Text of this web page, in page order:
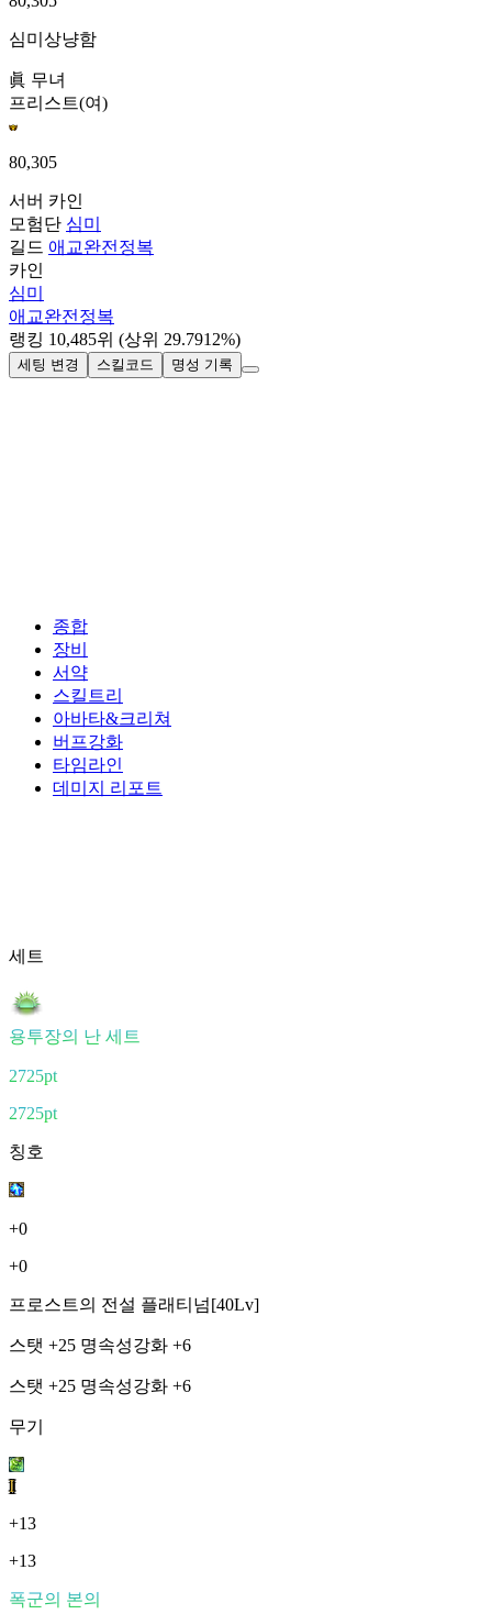
심미상냥함
眞 무녀
프리스트(여)
80,305
서버 카인
모험단 심미
길드 애교완전정복
카인
심미
애교완전정복
랭킹 10,485위 (상위 29.7912%)
세팅 변경 스킬코드 명성 기록
종합
장비
서약
스킬트리
아바타&크리쳐
버프강화
타임라인
데미지 리포트
세트
용투장의 난 세트
2725pt
2725pt
칭호
+0
+0
프로스트의 전설 플래티넘[40Lv]
스탯 +25 명속성강화 +6
스탯 +25 명속성강화 +6
무기
I
+13
+13
폭군의 본의